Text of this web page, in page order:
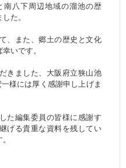
八下周辺地域の溜池の歴
た。
、また、郷土の歴史と文化
いです。
きました、大阪府立狭山池
様には厚く感謝申し上げま
た編集委員の皆様に感謝す
げる貴重な資料を残してい